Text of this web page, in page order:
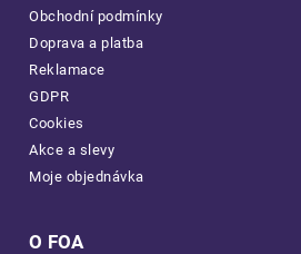
Obchodní podmínky
Doprava a platba
Reklamace
GDPR
Cookies
Akce a slevy
Moje objednávka
O FOA